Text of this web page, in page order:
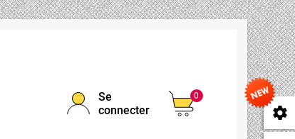
Se
connecter
0